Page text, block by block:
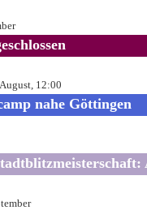
12:00
nahe Göttingen